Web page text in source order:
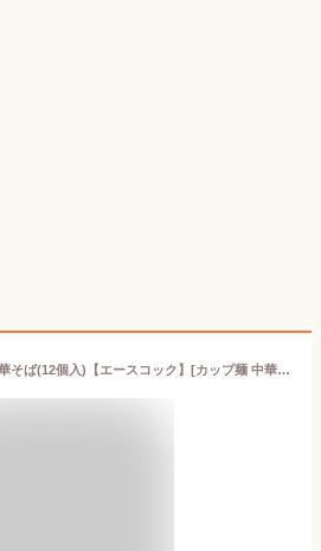
だしの旨みで減塩 中華そば(12個入)【エースコック】[カップ麺 中華そば 機能性表示食品 GABA 減塩]